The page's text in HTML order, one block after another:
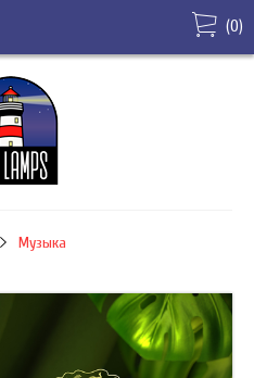
(0)
Музыка